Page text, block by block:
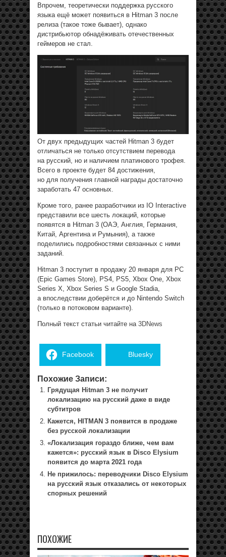
Впрочем, теоретически поддержка русского
языка ещё может появиться в Hitman 3 после
релиза (такое тоже бывает), однако
дистрибьютор обнадёживать отечественных
геймеров не стал.
От двух предыдущих частей Hitman 3 будет
отличаться не только отсутствием перевода
на русский, но и наличием платинового трофея.
Всего в проекте будет 84 достижения,
но для получения главной награды достаточно
заработать 47 основных.
Кроме того, ранее разработчики из IO Interactive
представили все шесть локаций, которые
появятся в Hitman 3 (ОАЭ, Англия, Германия,
Китай, Аргентина и Румыния), а также
поделились подробностями связанных с ними
заданий.
Hitman 3 поступит в продажу 20 января для PC
(Epic Games Store), PS4, PS5, Xbox One, Xbox
Series X, Xbox Series S и Google Stadia,
а впоследствии доберётся и до Nintendo Switch
(только в потоковом варианте).
Полный текст статьи читайте на 3DNews
Facebook Bluesky
Похожие Записи:
Грядущая Hitman 3 не получит
локализацию на русский даже в виде
субтитров
Кажется, HITMAN 3 появится в продаже
без русской локализации
«Локализация гораздо ближе, чем вам
кажется»: русский язык в Disco Elysium
появится до марта 2021 года
Не прижилось: переводчики Disco Elysium
на русский язык отказались от некоторых
спорных решений
ПОХОЖИЕ